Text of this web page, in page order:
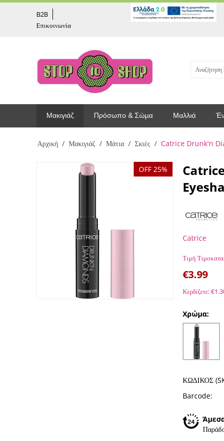
B2B
Επικοινωνία
Μακιγιάζ Πρόσωπο & Σώμα Μαλλιά
Αρχική / Μακιγιάζ / Μάτια / Σκιές / Catrice Drunk'n
OFF 25%
Catrice
Τιμή
€3.99
Κερδίζετε:€
Χρώμα:
ΚΩΔΙΚΟΣ
Barcode: